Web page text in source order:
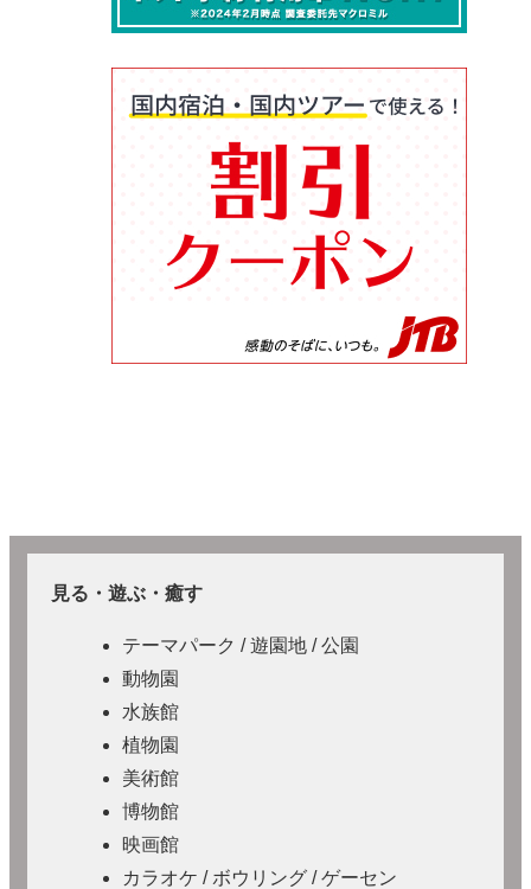
見る・遊ぶ・癒す
テーマパーク / 遊園地 / 公園
動物園
水族館
植物園
美術館
博物館
映画館
カラオケ / ボウリング / ゲーセン